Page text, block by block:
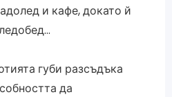
и кафе, докато й
губи разсъдъка
да